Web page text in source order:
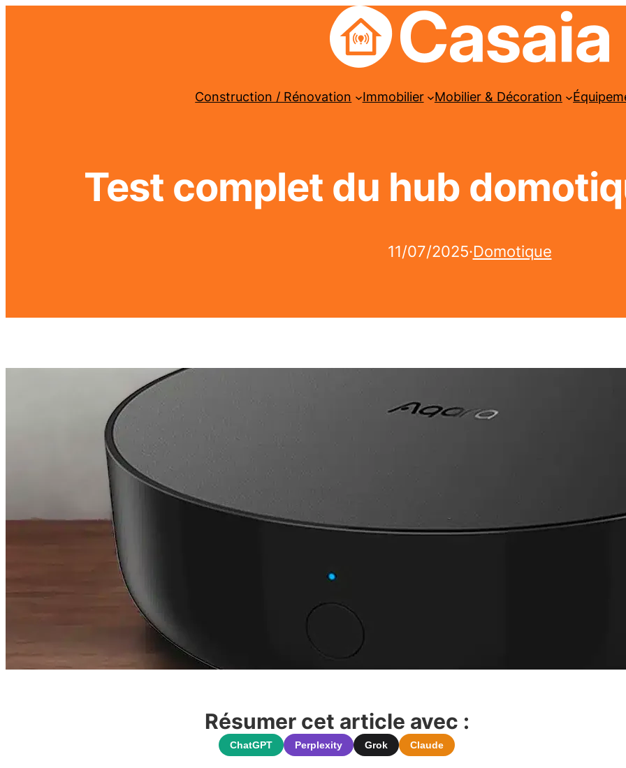
Construction / Rénovation Immobilier Mobilier & Décoration
Test complet du hub
11/07/2025·Domotique
Résumer cet article avec :
ChatGPT Perplexity Grok Claude